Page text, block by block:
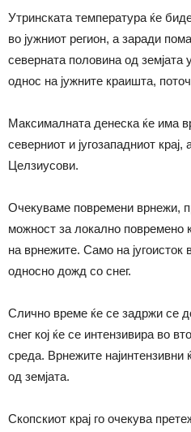
Утринската температура ќе
во јужниот регион, а заради
северната половина од земјата
однос на јужните краишта,
Максималната денеска ќе има
северниот и југозападниот крај,
Целзиусови.
Очекуваме повремени врнежи,
можност за локално повремено
на врнежите. Само на
односно дожд со снег.
Слично време ќе се задржи се
снег кој ќе се интензивира во
среда. Врнежите најинтензивни
од земјата.
Скопскиот крај го очекува